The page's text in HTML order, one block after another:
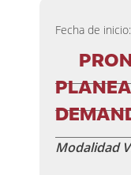
Fecha de inicio:
Modalidad